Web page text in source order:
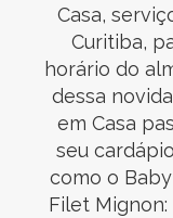
Casa,
Curitiba,
horário do
dessa
em Casa
seu
como o
Filet